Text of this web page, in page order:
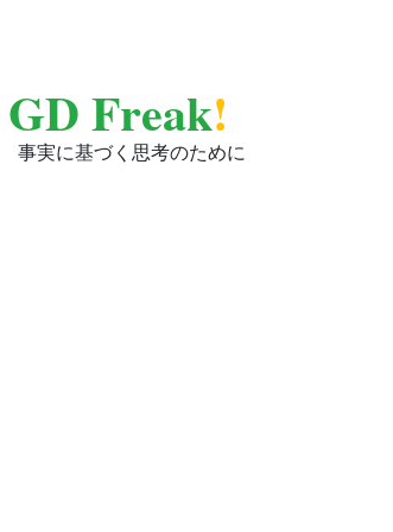
GD Freak!
事実に基づく思考のために